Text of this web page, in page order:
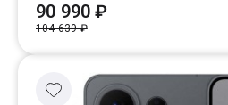
90 990 ₽
104 639 ₽